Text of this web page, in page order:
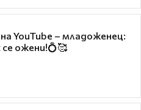
YouTube – младоженец:
ожени!💍🥰